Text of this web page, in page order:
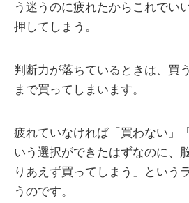
う迷うのに疲れたからこれでい
押してしまう。
判断力が落ちているときは、買
まで買ってしまいます。
疲れていなければ「買わない」
いう選択ができたはずなのに、
りあえず買ってしまう」という
うのです。